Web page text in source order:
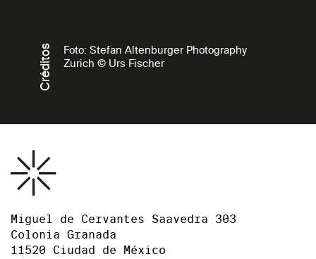
Créditos
Foto: Stefan Altenburger Photography
Zurich © Urs Fischer
Miguel de Cervantes Saavedra 303
Colonia Granada
11520 Ciudad de México